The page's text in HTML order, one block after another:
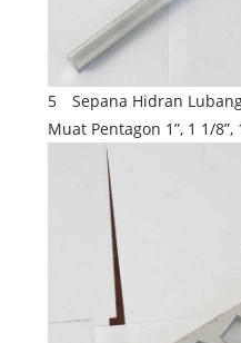
5 Sepana Hidran
Muat Pentagon 1”, 1 1/8”,